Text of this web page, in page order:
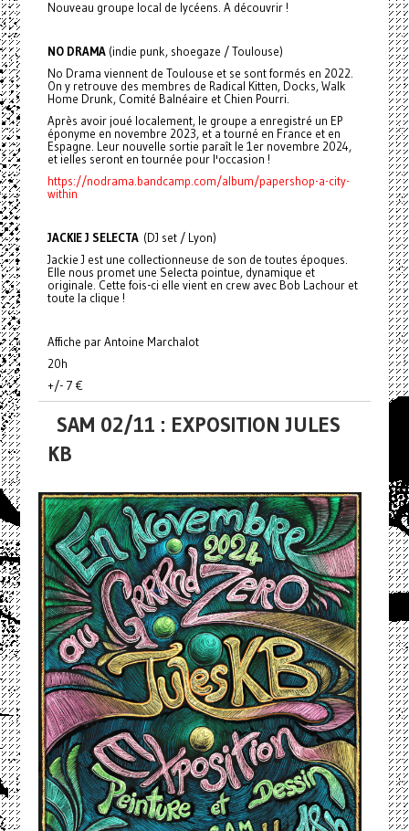
Nouveau groupe local de lycéens. A découvrir !
NO DRAMA(indie punk, shoegaze / Toulouse)
No Drama viennent de Toulouse et se sont formés en 2022.
On y retrouve des membres de Radical Kitten, Docks, Walk
Home Drunk, Comité Balnéaire et Chien Pourri.
Après avoir joué localement, le groupe a enregistré un EP
éponyme en novembre 2023, et a tourné en France et en
Espagne. Leur nouvelle sortie paraît le 1er novembre 2024,
et ielles seront en tournée pour l'occasion !
https://nodrama.bandcamp.com/album/papershop-a-city-
within
JACKIE J SELECTA(DJ set / Lyon)
Jackie J est une collectionneuse de son de toutes époques.
Elle nous promet une Selecta pointue, dynamique et
originale. Cette fois-ci elle vient en crew avec Bob Lachour et
toute la clique !
Affiche par Antoine Marchalot
20h
+/- 7 €
SAM 02/11 : EXPOSITION JULES
KB